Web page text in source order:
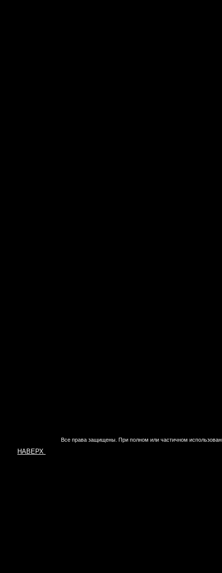
Все права защищены. При полном или частичном
НАВЕРХ